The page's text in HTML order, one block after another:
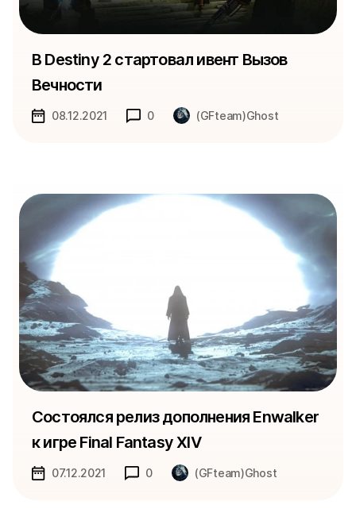
В Destiny 2 стартовал ивент Вызов
Вечности
08.12.2021 0 (GFteam)Ghost
Состоялся релиз дополнения Enwalker
к игре Final Fantasy XIV
07.12.2021 0 (GFteam)Ghost